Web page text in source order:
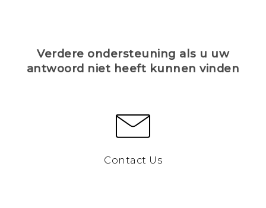
Verdere ondersteuning als u uw
antwoord niet heeft kunnen vinden
Contact Us